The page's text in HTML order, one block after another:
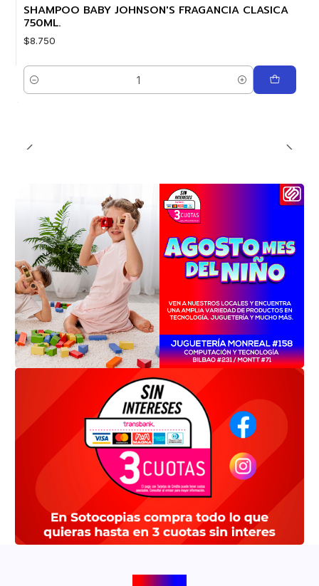
SHAMPOO BABY JOHNSON'S FRAGANCIA CLASICA
750ML.
$8.750
Cantidad